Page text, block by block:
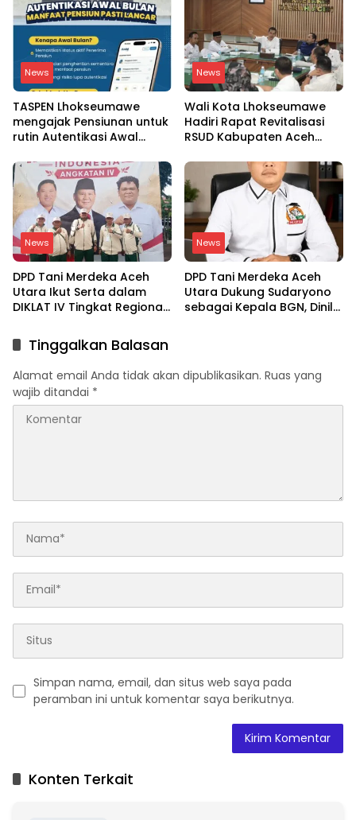
Pakistan
News
TASPEN Lhokseumawe
mengajak Pensiunan untuk
rutin Autentikasi Awal
Pensiun tetap Lancar
News
Wali Kota Lhokseumawe
Hadiri Rapat Revitalisasi
RSUD Kabupaten Aceh
Kepemilikan RSU Cut
Meutia
News
DPD Tani Merdeka Aceh
Utara Ikut Serta dalam
DIKLAT IV Tingkat Regional
News
DPD Tani Merdeka Aceh
Utara Dukung Sudaryono
sebagai Kepala BGN, Dinilai
Tinggalkan Balasan
Alamat email Anda tidak akan dipublikasikan. Ruas yang
wajib ditandai *
Simpan nama, email, dan situs web saya pada
peramban ini untuk komentar saya berikutnya.
e Konten Terkait